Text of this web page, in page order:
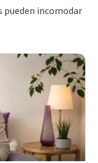
pueden incomodar